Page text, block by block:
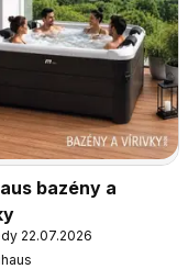
bazény a
22.07.2026